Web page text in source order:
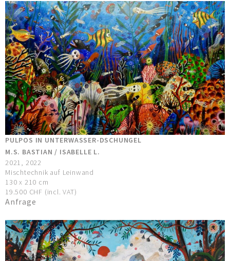
PULPOS IN UNTERWASSER-DSCHUNGEL
M.S. BASTIAN / ISABELLE L.
2021, 2022
Mischtechnik auf Leinwand
130 x 210 cm
19.500 CHF (incl. VAT)
Anfrage